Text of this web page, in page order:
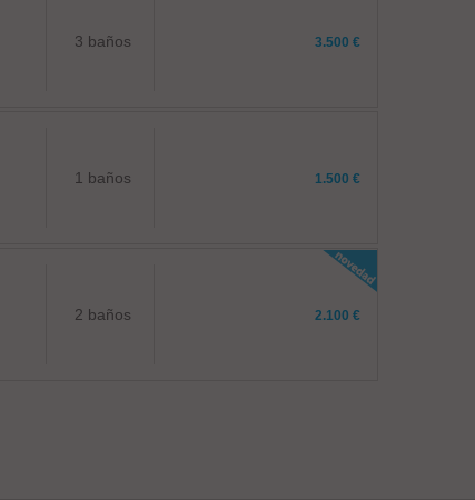
3 baños 3.500 €
1 baños 1.500 €
2 baños 2.100 €